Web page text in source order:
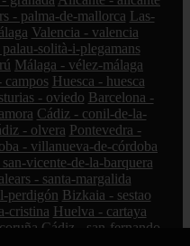
- palma-de-mallorca Las-
Valencia - valencia
solità-i-plegamans
Málaga - vélez-málaga
campos Huesca - huesca
- oviedo Barcelona -
Cádiz - conil-de-la-
- olvera Pontevedra -
- villanueva-de-córdoba
vicente-de-la-barquera
- santa-margalida
perdigón Bizkaia - sestao
cristina Huelva - cartaya
Cádiz - san-fernando